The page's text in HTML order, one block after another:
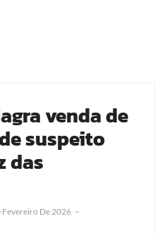
venda de
suspeito
das
Fevereiro De 2026